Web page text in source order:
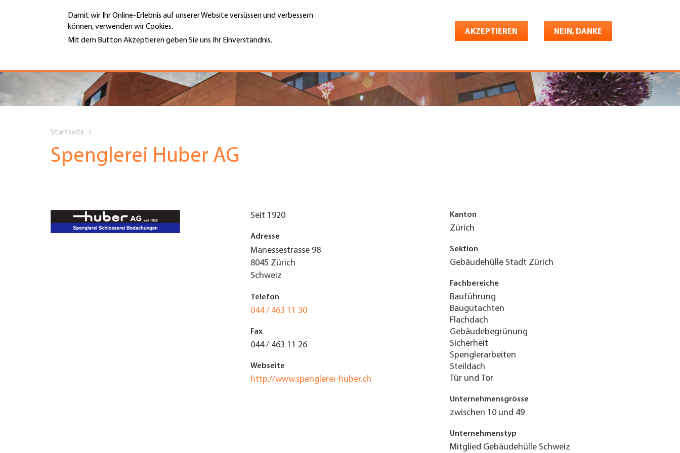
Damit wir Ihr Online-Erlebnis auf unserer Website versüssen und verbessern
können, verwenden wir Cookies.
Mit dem Button Akzeptieren geben Sie uns Ihr Einverständnis.
AKZEPTIEREN NEIN, DANKE
Hauptnavigation
PORTRÄT
DIENSTLEISTUNGEN
JOBS & KARRIERE
MENÜ
Top
Menu
Jobs & Karriere Shop Konto Deutsch
are
Startseite
Spenglerei Huber AG
Seit 1920
Adresse
Manessestrasse 98
8045 Zürich
Schweiz
Telefon
044 / 463 11 30
Fax
044 / 463 11 26
Webseite
http://www.spenglerei-huber.ch
Kanton
Zürich
Sektion
Gebäudehülle Stadt Zürich
Fachbereiche
Bauführung
Baugutachten
Flachdach
Gebäudebegrünung
Sicherheit
Spenglerarbeiten
Steildach
Tür und Tor
Unternehmensgrösse
zwischen 10 und 49
Unternehmenstyp
Mitglied Gebäudehülle Schweiz